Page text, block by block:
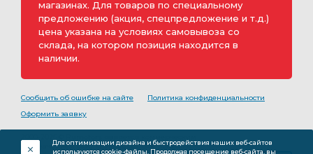
магазинах. Для товаров по специальному
предложению (акция, спецпредложение и т.д.)
цена указана на условиях самовывоза со
склада, на котором позиция находится в
наличии.
Сообщить об ошибке на сайте
Политика конфиденциальности
Оформить заявку
обозначением ООО «РуМоторс». Все права на
Для оптимизации дизайна и быстродействия наших веб-сайтов
используются cookie-файлы. Продолжая посещение веб-сайта, вы